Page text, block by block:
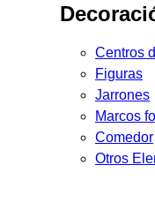
Centros
Figuras
Jarrones
Marcos
Comedor
Otros